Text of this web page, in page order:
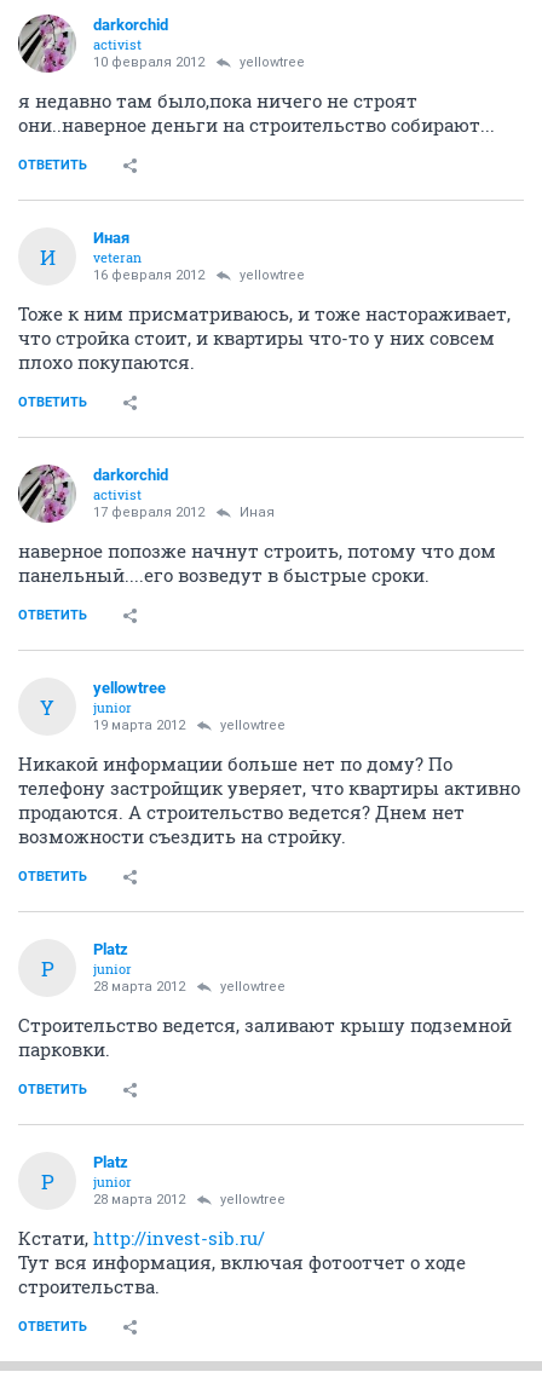
darkorchid
activist
10 февраля 2012 yellowtree
я недавно там было,пока ничего не строят
они..наверное деньги на строительство собирают...
ОТВЕТИТЬ
И
Иная
veteran
16 февраля 2012 yellowtree
Тоже к ним присматриваюсь, и тоже настораживает,
что стройка стоит, и квартиры что-то у них совсем
плохо покупаются.
ОТВЕТИТЬ
darkorchid
activist
17 февраля 2012 Иная
наверное попозже начнут строить, потому что дом
панельный....его возведут в быстрые сроки.
ОТВЕТИТЬ
Y
yellowtree
junior
19 марта 2012 yellowtree
Никакой информации больше нет по дому? По
телефону застройщик уверяет, что квартиры активно
продаются. А строительство ведется? Днем нет
возможности съездить на стройку.
ОТВЕТИТЬ
P
Platz
junior
28 марта 2012 yellowtree
Строительство ведется, заливают крышу подземной
парковки.
ОТВЕТИТЬ
P
Platz
junior
28 марта 2012 yellowtree
Кстати, http://invest-sib.ru/
Тут вся информация, включая фотоотчет о ходе
строительства.
ОТВЕТИТЬ